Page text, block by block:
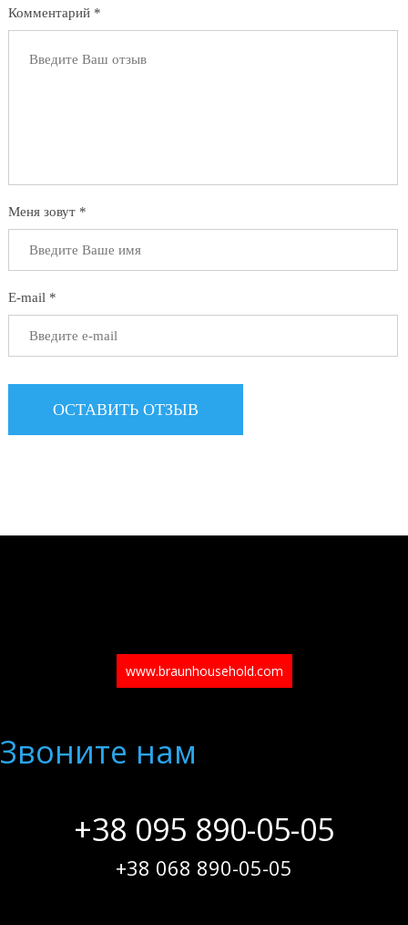
Комментарий *
Меня зовут *
E-mail *
www.braunhousehold.com
Звоните нам
+38 095 890-05-05
+38 068 890-05-05